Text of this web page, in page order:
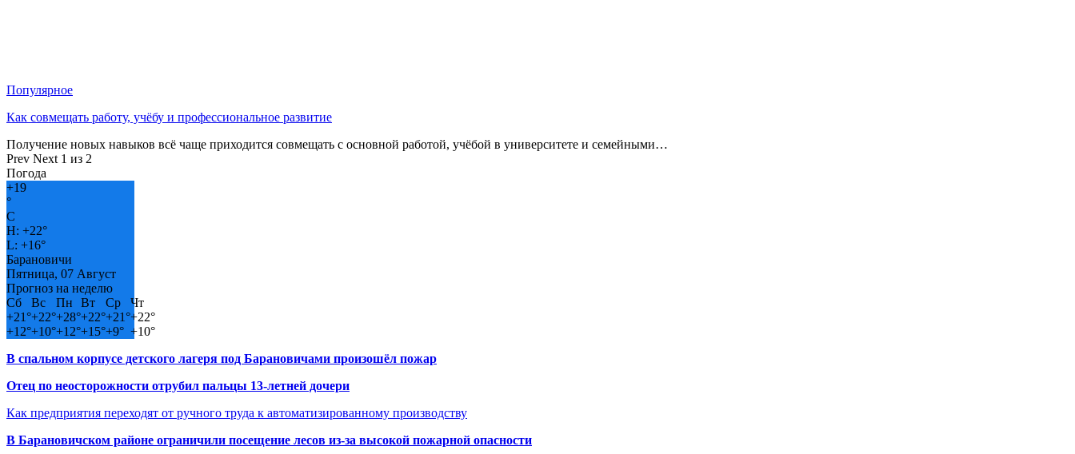
Популярное
Как совмещать работу, учёбу и профессиональное развитие
Получение новых навыков всё чаще приходится совмещать с основной работой, учёбой в университете и семейными…
Prev Next 1 из 2
Погода
+19
°
C
H: +22°
L: +16°
Барановичи
Пятница, 07 Август
Прогноз на неделю
Сб
Вс Пн Вт Ср
Чт
+21°+22°+28°+22°+21°+22°
+12°+10°+12°+15°+9° +10°
В спальном корпусе детского лагеря под Барановичами произошёл пожар
Отец по неосторожности отрубил пальцы 13-летней дочери
Как предприятия переходят от ручного труда к автоматизированному производству
В Барановичском районе ограничили посещение лесов из-за высокой пожарной опасности